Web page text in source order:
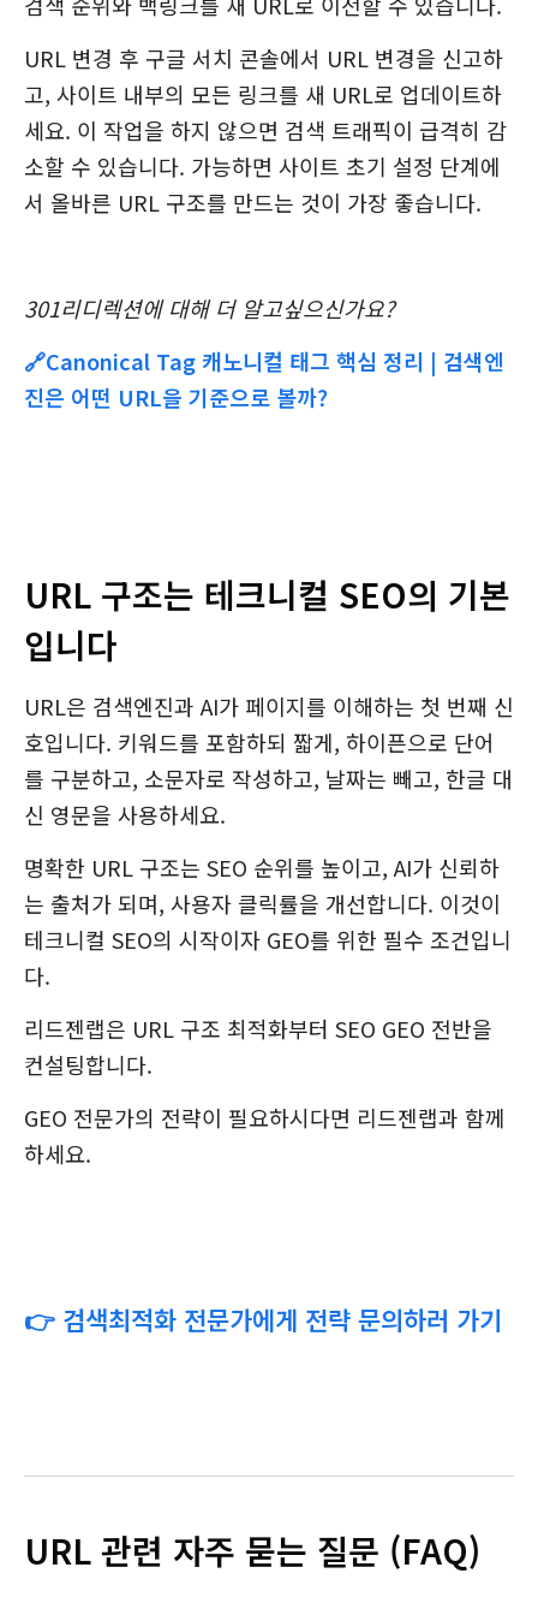
URL 변경 후 구글 서치 콘솔에서 URL 변경을 신고하
고, 사이트 내부의 모든 링크를 새 URL로 업데이트하
세요. 이 작업을 하지 않으면 검색 트래픽이 급격히 감
소할 수 있습니다. 가능하면 사이트 초기 설정 단계에
서 올바른 URL 구조를 만드는 것이 가장 좋습니다.
301리디렉션에 대해 더 알고싶으신가요?
🔗Canonical Tag 캐노니컬 태그 핵심 정리 | 검색엔
진은 어떤 URL을 기준으로 볼까?
URL 구조는 테크니컬 SEO의 기본
입니다
URL은 검색엔진과 AI가 페이지를 이해하는 첫 번째 신
호입니다. 키워드를 포함하되 짧게, 하이픈으로 단어
를 구분하고, 소문자로 작성하고, 날짜는 빼고, 한글 대
신 영문을 사용하세요.
명확한 URL 구조는 SEO 순위를 높이고, AI가 신뢰하
는 출처가 되며, 사용자 클릭률을 개선합니다. 이것이
테크니컬 SEO의 시작이자 GEO를 위한 필수 조건입니
다.
리드젠랩은 URL 구조 최적화부터 SEO GEO 전반을
컨설팅합니다.
GEO 전문가의 전략이 필요하시다면 리드젠랩과 함께
하세요.
👉 검색최적화 전문가에게 전략 문의하러 가기
URL 관련 자주 묻는 질문 (FAQ)